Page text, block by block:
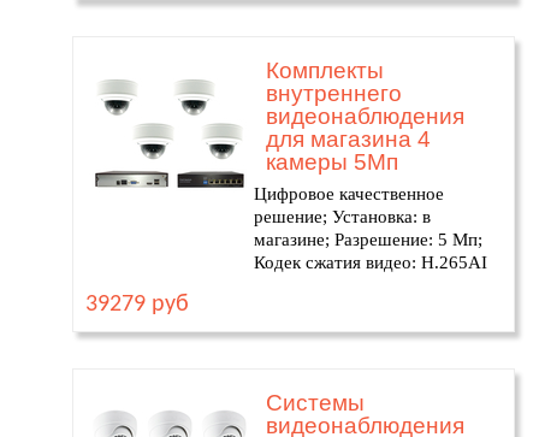
Комплекты
внутреннего
видеонаблюдения
для магазина 4
камеры 5Мп
Цифровое качественное
решение; Установка: в
магазине; Разрешение: 5 Мп;
Кодек сжатия видео: H.265AI
39279 руб
Системы
видеонаблюдения